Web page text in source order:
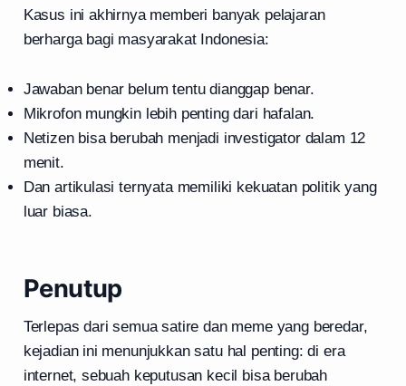
Kasus ini akhirnya memberi banyak pelajaran
berharga bagi masyarakat Indonesia:
Jawaban benar belum tentu dianggap benar.
Mikrofon mungkin lebih penting dari hafalan.
Netizen bisa berubah menjadi investigator dalam 12
menit.
Dan artikulasi ternyata memiliki kekuatan politik yang
luar biasa.
Penutup
Terlepas dari semua satire dan meme yang beredar,
kejadian ini menunjukkan satu hal penting: di era
internet, sebuah keputusan kecil bisa berubah